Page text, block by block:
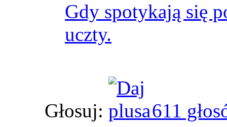
Gdy spotykają się
uczty.
Głosuj: 611